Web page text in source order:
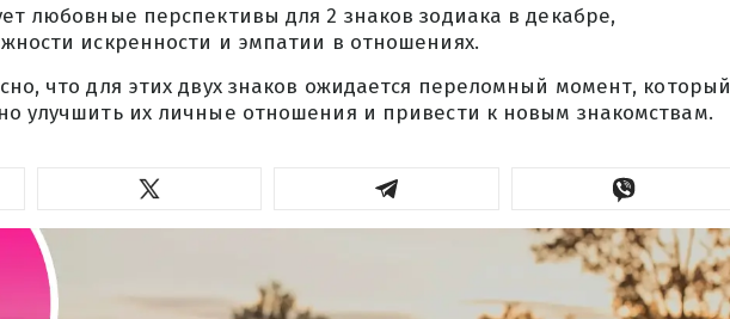
любовные перспективы для 2 знаков зодиака в декабре,
искренности и эмпатии в отношениях.
что для этих двух знаков ожидается переломный момент, который
улучшить их личные отношения и привести к новым знакомствам.